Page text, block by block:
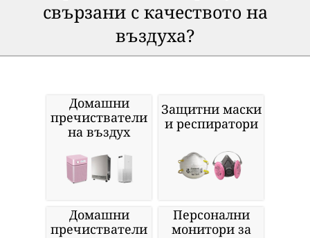
свързани с качеството на
въздуха?
Домашни
пречистватели
на въздух
Защитни маски
и респиратори
Домашни
пречистватели
Персонални
монитори за